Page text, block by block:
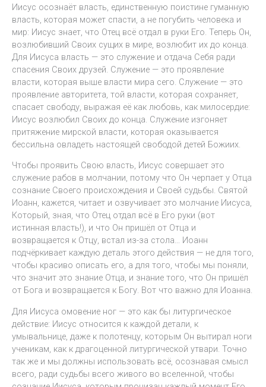
Иисус осознаёт власть, единственную поистине гуманную
власть, которая может спасти, а не погубить человека и
мир: Иисус знает, что Отец всё отдал в руки Его. Теперь Он,
возлюбивший Своих сущих в мире, возлюбит их до конца.
Для Иисуса власть — это служение и отдача Себя ради
спасения Своих друзей. Служение — это проявление
власти, которая выше власти мира сего. Служение — это
проявление авторитета, той власти, которая сохраняет,
спасает свободу, выражая её как любовь, как милосердие:
Иисус возлюбил Своих до конца. Служение изгоняет
притяжение мирской власти, которая оказывается
бессильна овладеть настоящей свободой детей Божиих.
Чтобы проявить Свою власть, Иисус совершает это
служение рабов в молчании, потому что Он черпает у Отца
сознание Своего происхождения и Своей судьбы. Святой
Иоанн, кажется, читает и озвучивает это молчание Иисуса,
Который, зная, что Отец отдал всё в Его руки (вот
истинная власть!), и что Он пришёл от Отца и
возвращается к Отцу, встал из-за стола… Иоанн
подчёркивает каждую деталь этого действия — не для того,
чтобы красиво описать его, а для того, чтобы мы поняли,
что значит это знание Отца, и знание того, что Он пришёл
от Бога и возвращается к Богу. Вот что важно для Иоанна.
Для Иисуса омовение ног — это как бы литургическое
действие: Иисус относится к каждой детали, к
умывальнице, даже к полотенцу, которым Он вытирал ноги
ученикам, как к драгоценной литургической утвари. Точно
так же и мы должны использовать всё, осознавая смысл
всего, ради судьбы всего живого во вселенной, чтобы